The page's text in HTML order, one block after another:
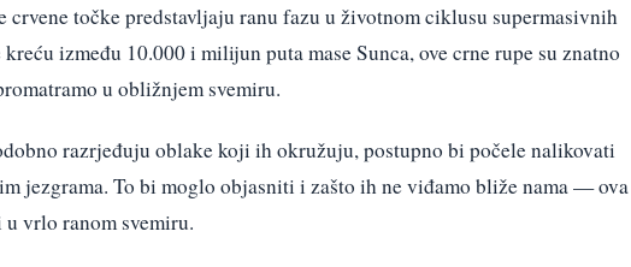
crvene točke predstavljaju ranu fazu u životnom ciklusu supermasivnih
između 10.000 i milijun puta mase Sunca, ove crne rupe su znatno
u obližnjem svemiru.
razrjeđuju oblake koji ih okružuju, postupno bi počele nalikovati
jezgrama. To bi moglo objasniti i zašto ih ne viđamo bliže nama — ova
u vrlo ranom svemiru.